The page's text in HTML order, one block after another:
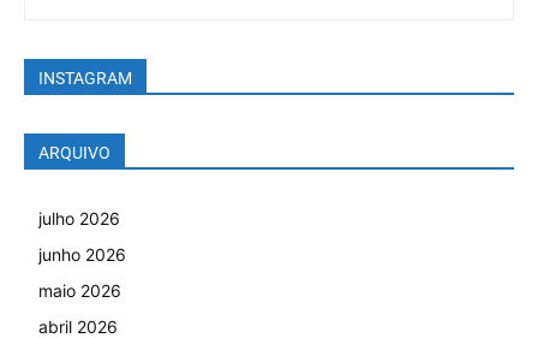
INSTAGRAM
ARQUIVO
julho 2026
junho 2026
maio 2026
abril 2026